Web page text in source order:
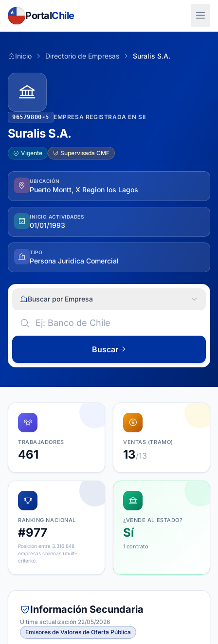
PortalChile
Inicio Directorio de Empresas Suralis S.A.
96579800-5 EMPRESA REGISTRADA EN SII
Suralis S.A.
Vigente Supervisada CMF
UBICACIÓN
Puerto Montt, X Region los Lagos
INICIO ACTIVIDADES
01/01/1993
TIPO
Persona Juridica Comercial
Buscar por Empresa
Buscar
TRABAJADORES
461
VENTAS (TRAMO)
13/13
RANKING NACIONAL
#977
Posición entre 3.316.848
empresas chilenas (multi-
criterio).
¿VENDE AL ESTADO?
Sí
1 contrato
Información Secundaria
Última actualización 22/05/2026
Emisores de Valores de Oferta Pública